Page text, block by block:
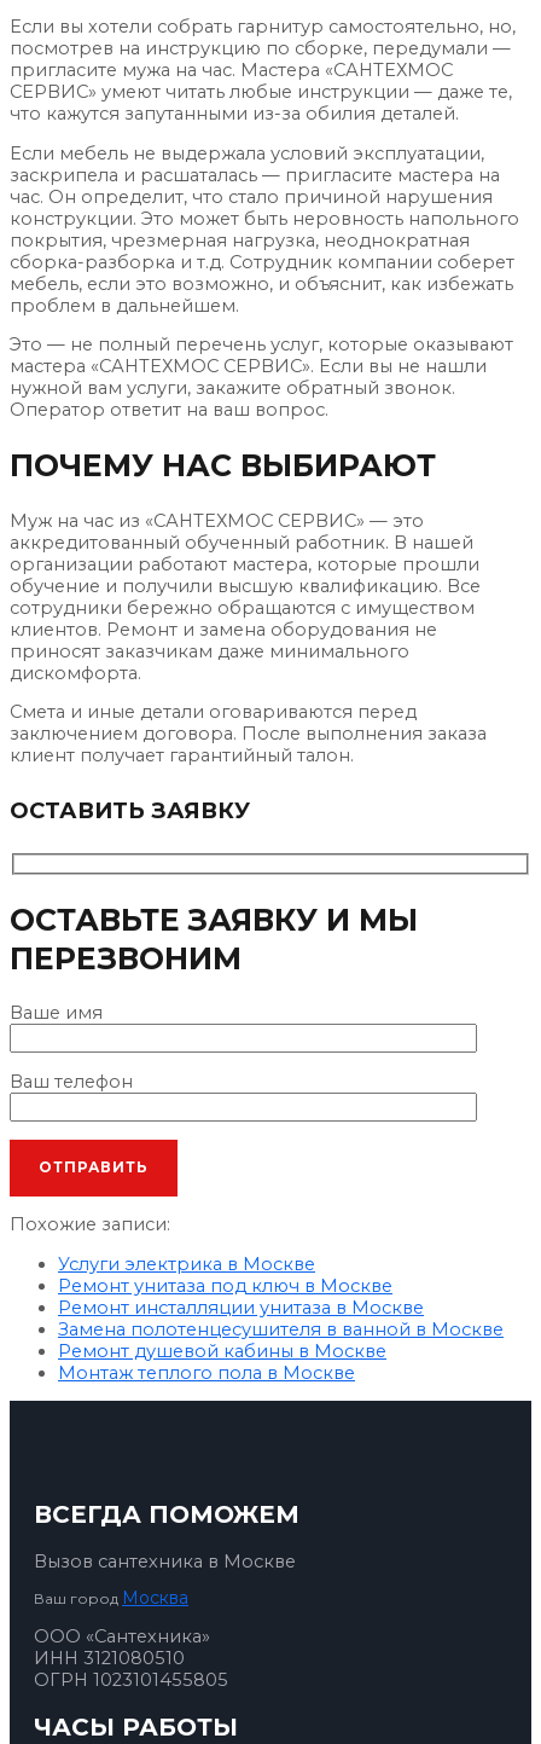
Если вы хотели собрать гарнитур самостоятельно, но,
посмотрев на инструкцию по сборке, передумали —
пригласите мужа на час. Мастера «САНТЕХМОС
СЕРВИС» умеют читать любые инструкции — даже те,
что кажутся запутанными из-за обилия деталей.
Если мебель не выдержала условий эксплуатации,
заскрипела и расшаталась — пригласите мастера на
час. Он определит, что стало причиной нарушения
конструкции. Это может быть неровность напольного
покрытия, чрезмерная нагрузка, неоднократная
сборка-разборка и т.д. Сотрудник компании соберет
мебель, если это возможно, и объяснит, как избежать
проблем в дальнейшем.
Это — не полный перечень услуг, которые оказывают
мастера «САНТЕХМОС СЕРВИС». Если вы не нашли
нужной вам услуги, закажите обратный звонок.
Оператор ответит на ваш вопрос.
ПОЧЕМУ НАС ВЫБИРАЮТ
Муж на час из «САНТЕХМОС СЕРВИС» — это
аккредитованный обученный работник. В нашей
организации работают мастера, которые прошли
обучение и получили высшую квалификацию. Все
сотрудники бережно обращаются с имуществом
клиентов. Ремонт и замена оборудования не
приносят заказчикам даже минимального
дискомфорта.
Смета и иные детали оговариваются перед
заключением договора. После выполнения заказа
клиент получает гарантийный талон.
ОСТАВИТЬ ЗАЯВКУ
ОСТАВЬТЕ ЗАЯВКУ И МЫ
ПЕРЕЗВОНИМ
Ваше имя
Ваш телефон
Похожие записи:
Услуги электрика в Москве
Ремонт унитаза под ключ в Москве
Ремонт инсталляции унитаза в Москве
Замена полотенцесушителя в ванной в Москве
Ремонт душевой кабины в Москве
Монтаж теплого пола в Москве
ВСЕГДА ПОМОЖЕМ
Вызов сантехника в Москве
Ваш город Москва
ООО «Сантехника»
ИНН 3121080510
ОГРН 1023101455805
ЧАСЫ РАБОТЫ